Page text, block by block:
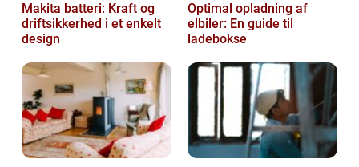
Makita batteri: Kraft og
driftsikkerhed i et enkelt
design
Optimal opladning af
elbiler: En guide til
ladebokse